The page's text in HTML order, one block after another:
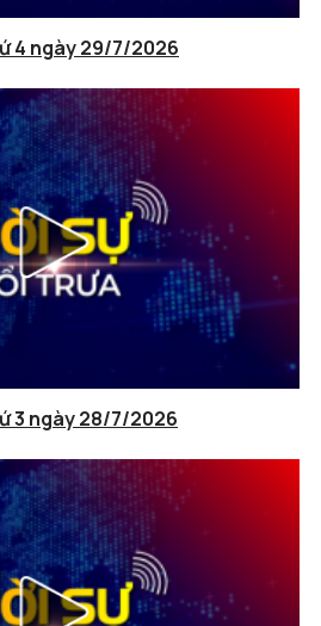
4 ngày 29/7/2026
3 ngày 28/7/2026